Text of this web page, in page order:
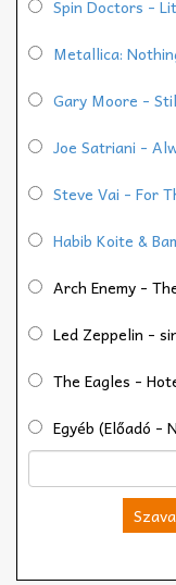
Spin Doctors -
Metallica:
Gary Moore -
Joe Satriani -
Steve Vai - For
Habib Koite &
Arch Enemy -
Led Zeppelin -
The Eagles -
Egyéb (Előadó -